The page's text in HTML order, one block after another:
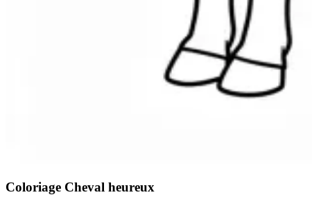
Coloriage Cheval heureux